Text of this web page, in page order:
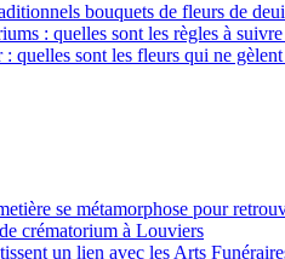
bouquets de fleurs de
: quelles sont les règles à
quelles sont les fleurs qui ne gèlent
se métamorphose pour
crématorium à Louviers
un lien avec les Arts